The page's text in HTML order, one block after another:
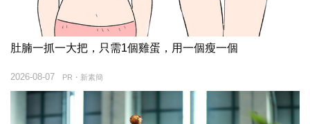
肚腩一抓一大把，只需1個雞蛋，用一個瘦一個
PR・新素簡
2026-08-07